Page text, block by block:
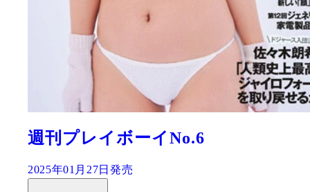
週刊プレイボーイNo.6
2025年01月27日発売